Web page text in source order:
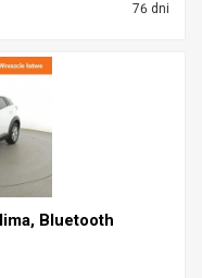
76 dni
Bluetooth